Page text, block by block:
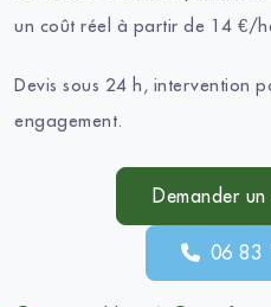
un coût réel à partir de 14 €/
Devis sous 24 h, intervention
engagement.
Demander
06 83